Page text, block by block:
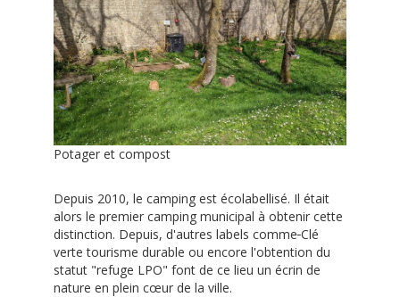
Potager et compost
Depuis 2010, le camping est écolabellisé. Il était
alors le premier camping municipal à obtenir cette
distinction. Depuis, d'autres labels comme Clé
verte tourisme durable ou encore l'obtention du
statut "refuge LPO" font de ce lieu un écrin de
nature en plein cœur de la ville.